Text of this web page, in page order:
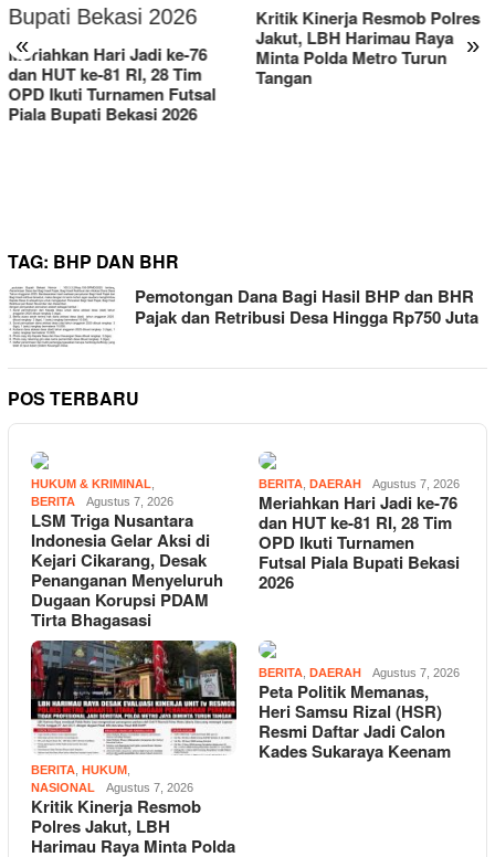
« »
Kritik Kinerja Resmob Polres
Jakut, LBH Harimau Raya
Minta Polda Metro Turun
Tangan
Peta Politik Memanas, Heri
TAG: BHP DAN BHR
Pemotongan Dana Bagi Hasil BHP dan BHR
Pajak dan Retribusi Desa Hingga Rp750 Juta
POS TERBARU
HUKUM & KRIMINAL
BERITA
Agustus 7, 2026
LSM Triga Nusantara
Indonesia Gelar Aksi di
Kejari Cikarang, Desak
Penanganan Menyeluruh
Dugaan Korupsi PDAM
Tirta Bhagasasi
BERITA DAERAH Agustus 7, 2026
Meriahkan Hari Jadi ke-76
dan HUT ke-81 RI, 28 Tim
OPD Ikuti Turnamen
Futsal Piala Bupati Bekasi
2026
BERITA HUKUM
NASIONAL
Agustus 7, 2026
Kritik Kinerja Resmob
Polres Jakut, LBH
Harimau Raya Minta Polda
BERITA DAERAH Agustus 7, 2026
Peta Politik Memanas,
Heri Samsu Rizal (HSR)
Resmi Daftar Jadi Calon
Kades Sukaraya Keenam